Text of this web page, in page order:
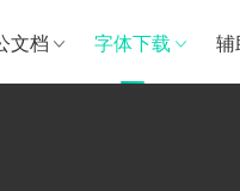
文档 字体下载 辅